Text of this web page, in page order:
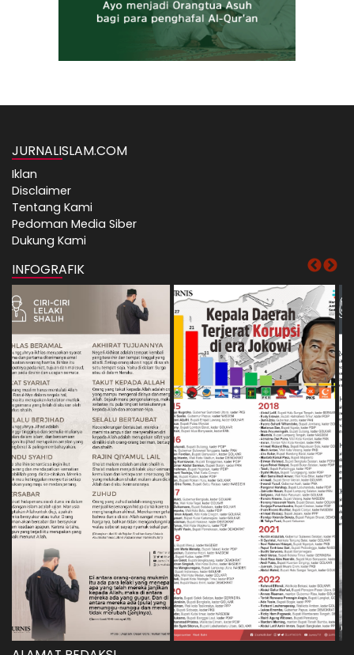
JURNALISLAM.COM
Iklan
Disclaimer
Tentang Kami
Pedoman Media Siber
Dukung Kami
INFOGRAFIK